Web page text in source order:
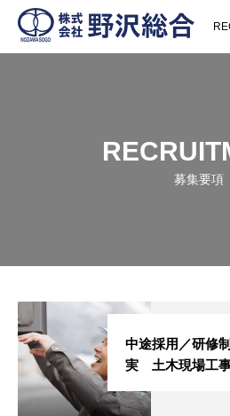
募集要項
中途採用／研修
実 土木現場工